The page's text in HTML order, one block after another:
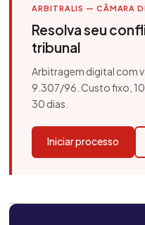
ARBITRALIS — CÂMARA
Resolva seu
tribunal
Arbitragem digital com
9.307/96. Custo fixo,
30 dias.
Iniciar processo